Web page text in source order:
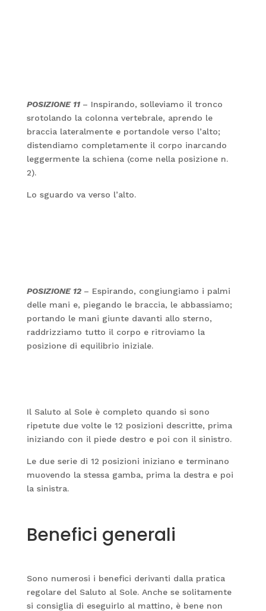
POSIZIONE 11 – Inspirando, solleviamo il tronco
srotolando la colonna vertebrale, aprendo le
braccia lateralmente e portandole verso l’alto;
distendiamo completamente il corpo inarcando
leggermente la schiena (come nella posizione n.
2).
Lo sguardo va verso l’alto.
POSIZIONE 12 – Espirando, congiungiamo i palmi
delle mani e, piegando le braccia, le abbassiamo;
portando le mani giunte davanti allo sterno,
raddrizziamo tutto il corpo e ritroviamo la
posizione di equilibrio iniziale.
Il Saluto al Sole è completo quando si sono
ripetute due volte le 12 posizioni descritte, prima
iniziando con il piede destro e poi con il sinistro.
Le due serie di 12 posizioni iniziano e terminano
muovendo la stessa gamba, prima la destra e poi
la sinistra.
Benefici generali
Sono numerosi i benefici derivanti dalla pratica
regolare del Saluto al Sole. Anche se solitamente
si consiglia di eseguirlo al mattino, è bene non